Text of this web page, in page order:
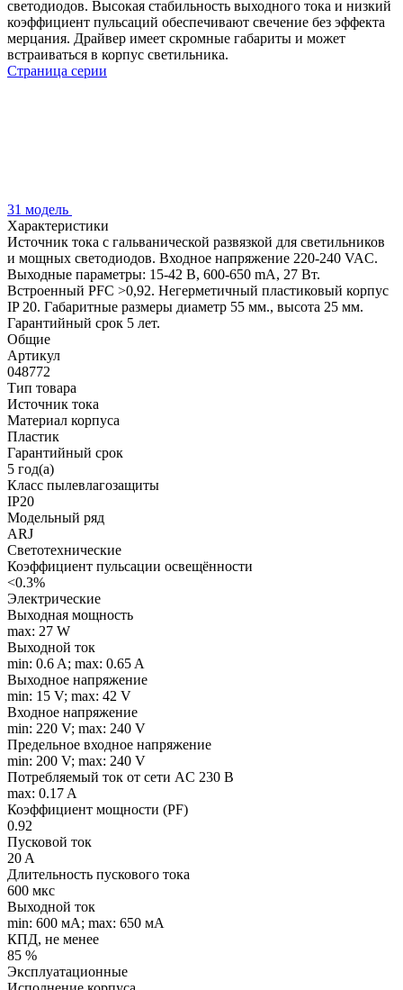
светодиодов. Высокая стабильность выходного тока и низкий
коэффициент пульсаций обеспечивают свечение без эффекта
мерцания. Драйвер имеет скромные габариты и может
встраиваться в корпус светильника.
Страница серии
31 модель
Характеристики
Источник тока с гальванической развязкой для светильников
и мощных светодиодов. Входное напряжение 220-240 VAC.
Выходные параметры: 15-42 В, 600-650 mА, 27 Вт.
Встроенный PFC >0,92. Негерметичный пластиковый корпус
IP 20. Габаритные размеры диаметр 55 мм., высота 25 мм.
Гарантийный срок 5 лет.
Общие
Артикул
048772
Тип товара
Источник тока
Материал корпуса
Пластик
Гарантийный срок
5 год(а)
Класс пылевлагозащиты
IP20
Модельный ряд
ARJ
Светотехнические
Коэффициент пульсации освещённости
<0.3%
Электрические
Выходная мощность
max: 27 W
Выходной ток
min: 0.6 A; max: 0.65 A
Выходное напряжение
min: 15 V; max: 42 V
Входное напряжение
min: 220 V; max: 240 V
Предельное входное напряжение
min: 200 V; max: 240 V
Потребляемый ток от сети AC 230 В
max: 0.17 A
Коэффициент мощности (PF)
0.92
Пусковой ток
20 A
Длительность пускового тока
600 мкс
Выходной ток
min: 600 мA; max: 650 мA
КПД, не менее
85 %
Эксплуатационные